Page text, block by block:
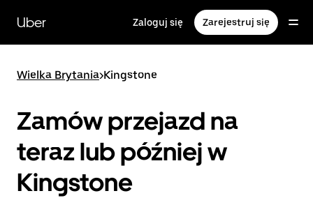
głównej
zawartości
Uber Zaloguj się Zarejestruj się
Wielka Brytania>Kingstone
Zamów przejazd na
teraz lub później w
Kingstone